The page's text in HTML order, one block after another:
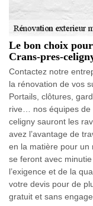
Le bon choix
Crans-pres-
Contactez notre
la rénovation de vos
Portails, clôtures,
rive… nos équipes de
celigny sauront les
avez l’avantage de
en la matière pour un
se feront avec
l’exigence et de la
votre devis pour de
gratuit et sans